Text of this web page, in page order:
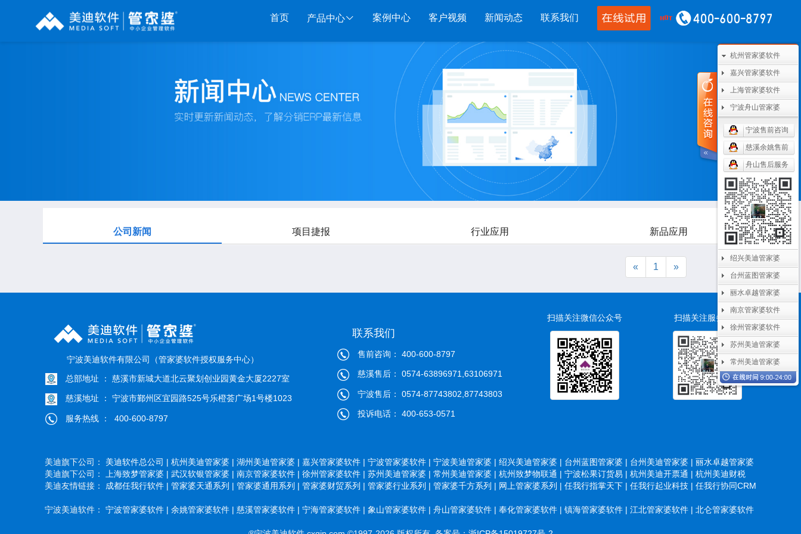
首页 产品中心
管家婆熊掌柜 管家婆财务版
管家婆分销ERP A8
管家婆分销ERP S3
管家婆服装DRP
管家婆服装net
千方百剂医药药械
管家婆汽配汽修
管家婆母婴用品
管家婆皮革布匹
电子商务
管家婆全渠道
SAAS
管家婆云ERP
SAAS
管家婆易会员
有赞商城O2O
SAAS
物联通客户通
移动应用
物联通WMS
物联通果易
美迪数据通
管家婆掌上工厂
管家婆协同CRM
腾讯企业微信
阿里钉钉
管家婆天通眼
任我行指掌天下
其他产品
管家婆开票通
美迪设备数采
管家婆二次开发
管家婆支付通
管家婆云平台
美迪MES系统
管家婆服务通
案例中心 客户视频 新闻动态 联系我们
公司新闻 项目捷报 行业应用 新品应用
« 1 »
宁波美迪软件有限公司（管家婆软件授权服务中心）
总部地址 ： 慈溪市新城大道北云聚划创业园黄金大厦2227室
慈溪地址 ： 宁波市鄞州区宜园路525号乐橙荟广场1号楼1023
服务热线 ： 400-600-8797
联系我们
售前咨询： 400-600-8797
慈溪售后： 0574-63896971,63106971
宁波售后： 0574-87743802,87743803
投诉电话： 400-653-0571
扫描关注微信公众号 扫描关注服务微信
美迪旗下公司： 美迪软件总公司 | 杭州美迪管家婆 | 湖州美迪管家婆 | 嘉兴管家婆软件 | 宁波管家婆软件 | 宁波美迪管家婆 | 绍兴美迪管家婆 | 台州蓝图管家婆 | 台州美迪管家婆 | 丽水卓越管家婆
美迪旗下公司：
上海致梦管家婆 | 武汉软银管家婆 | 南京管家婆软件 | 徐州管家婆软件 | 苏州美迪管家婆 | 常州美迪管家婆 | 杭州致梦物联通 | 宁波松果订货易 | 杭州美迪开票通 | 杭州美迪财税
美迪友情链接： 成都任我行软件 | 管家婆天通系列 | 管家婆通用系列 | 管家婆财贸系列 | 管家婆行业系列 | 管家婆千方系列 | 网上管家婆系列 | 任我行指掌天下 | 任我行起业科技 | 任我行协同CRM
宁波美迪软件： 宁波管家婆软件 | 余姚管家婆软件 | 慈溪管家婆软件 | 宁海管家婆软件 | 象山管家婆软件 | 舟山管家婆软件 | 奉化管家婆软件 | 镇海管家婆软件 | 江北管家婆软件 | 北仑管家婆软件
杭州管家婆软件
嘉兴管家婆软件
上海管家婆软件
宁波舟山管家婆
宁波售前咨询
慈溪余姚售前
舟山售后服务
绍兴美迪管家婆
台州蓝图管家婆
丽水卓越管家婆
南京管家婆软件
徐州管家婆软件
苏州美迪管家婆
常州美迪管家婆